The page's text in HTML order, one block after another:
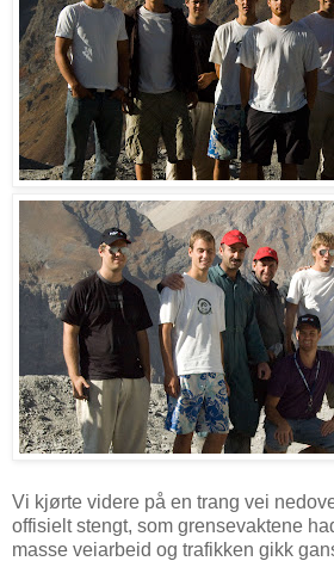
Vi kjørte videre på en trang vei
offisielt stengt, som grensevaktene
masse veiarbeid og trafikken gikk